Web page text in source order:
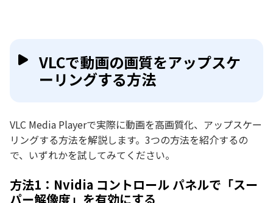
VLCで動画の画質をアップスケ
ーリングする方法
VLC Media Playerで実際に動画を高画質化、アップスケー
リングする方法を解説します。3つの方法を紹介するの
で、いずれかを試してみてください。
方法1：Nvidia コントロール パネルで「スー
パー解像度」を有効にする